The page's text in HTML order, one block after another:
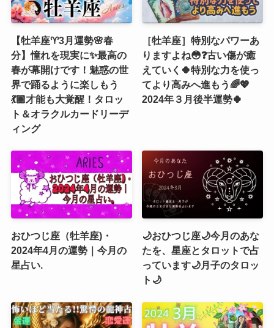
【牡羊座♈️3月運勢🌸春
分】憧れを現実に✨最高の
春が幕開けです！魅惑の世
界で踊るように楽しもう
💃🏾才能も大覚醒！タロッ
ト＆オラクルカードリーデ
ィング
［牡羊座］特別なパワーあ
りますよね😳❓古い傷が癒
えていく🍀特別な力を使っ
てより高みへ進もう🌈💖
2024年３月後半運勢🍀
おひつじ座（牡羊座)・
2024年4月の運勢｜今月の
星占い.
🌙おひつじ座🌙今月のあな
たを、星座とタロットで占
っています🌙月子のタロッ
ト🌙